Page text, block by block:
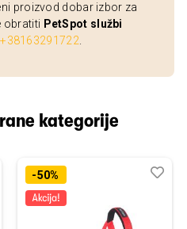
proizvod dobar izbor za
obratiti PetSpot službi
+38163291722
kategorije
-50%